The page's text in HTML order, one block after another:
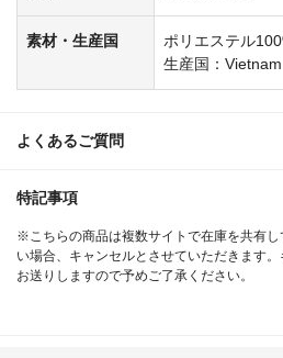
素材・生産国
ポリエステル
生産国：Vietnam
よくあるご質問
特記事項
※こちらの商品は複数サイトで在庫を共有
い場合、キャンセルとさせていただきます
お送りしますので予めご了承ください。